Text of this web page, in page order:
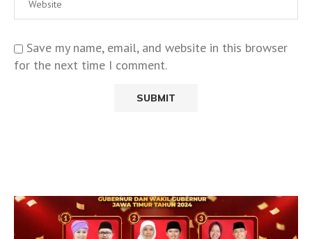
Save my name, email, and website in this browser
for the next time I comment.